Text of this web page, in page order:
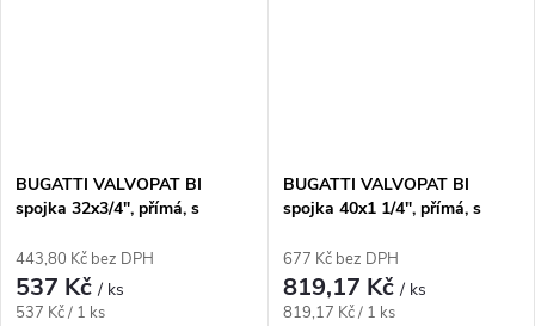
BUGATTI VALVOPAT BI
spojka 32x3/4", přímá, s
voda/plyn, mosaz
443,80 Kč bez DPH
537 Kč/ ks
Měrná
537 Kč / 1 ks
BUGATTI VALVOPAT BI
spojka 40x1 1/4", přímá, s
voda/plyn, mosaz
677 Kč bez DPH
819,17 Kč/ ks
Měrná
819,17 Kč / 1 ks